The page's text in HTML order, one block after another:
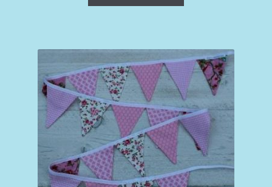
€47.00
Deze
optie
kan
gekozen
worden
op
productpagina